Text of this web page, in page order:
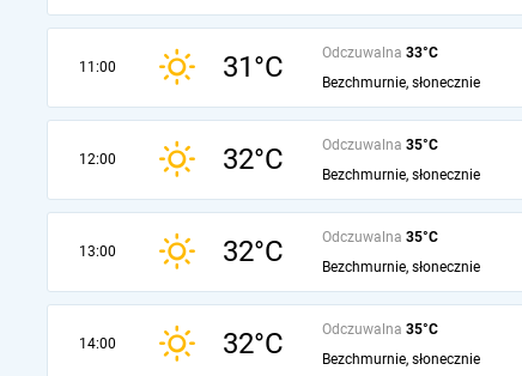
11:00 31°C Odczuwalna 33°C
Bezchmurnie, słonecznie
12:00 32°C Odczuwalna 35°C
Bezchmurnie, słonecznie
13:00 32°C Odczuwalna 35°C
Bezchmurnie, słonecznie
14:00 32°C Odczuwalna 35°C
Bezchmurnie, słonecznie